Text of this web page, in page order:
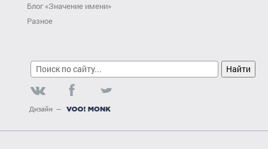
Блог «Значение имени»
Разное